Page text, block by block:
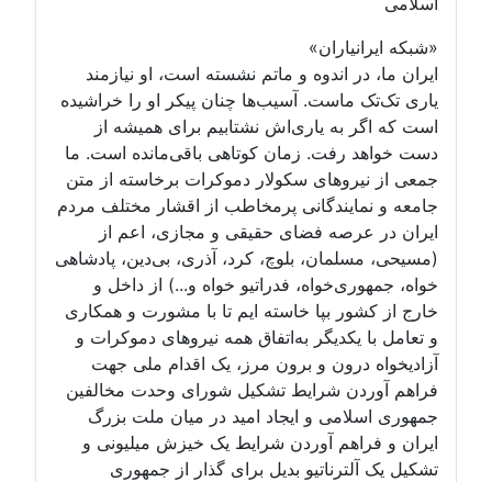
«شبکه ایرانیاران»
ایران ما، در اندوه و ماتم نشسته است، او نیازمند
یاری تک‌تک ماست. آسیب‌ها چنان پیکر او را خراشیده
است که اگر به یاری‌اش نشتابیم برای همیشه از
دست خواهد رفت. زمان کوتاهی باقی‌مانده است. ما
جمعی از نیروهای سکولار دموکرات برخاسته از متن
جامعه و نمایندگانی پرمخاطب از اقشار مختلف مردم
ایران در عرصه فضای حقیقی و مجازی، اعم از
(مسیحی، مسلمان، بلوچ، کرد، آذری، بی‌دین، پادشاهی
خواه، جمهوری‌خواه، فدراتیو خواه و...) از داخل و
خارج از کشور بپا خاسته ایم تا با مشورت و همکاری
و تعامل با یکدیگر به‌اتفاق همه نیروهای دموکرات و
آزادیخواه درون و برون مرز، یک اقدام ملی جهت
فراهم آوردن شرایط تشکیل شورای وحدت مخالفین
جمهوری اسلامی و ایجاد امید در میان ملت بزرگ
ایران و فراهم آوردن شرایط یک خیزش میلیونی و
تشکیل یک آلترناتیو بدیل برای گذار از جمهوری